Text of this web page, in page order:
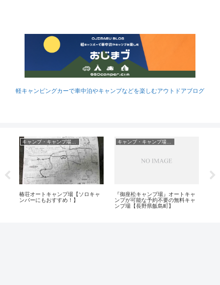
軽キャンピングカーで車中泊やキャンプなどを楽しむアウトドアブログ
椿荘オートキャンプ場【ソロキャ
ンパーにもおすすめ！】
『御座松キャンプ場』オートキャ
ンプが可能な予約不要の無料キャ
ンプ場【長野県飯島町】